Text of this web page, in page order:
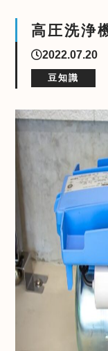
高圧洗浄
2022.07.20
豆知識